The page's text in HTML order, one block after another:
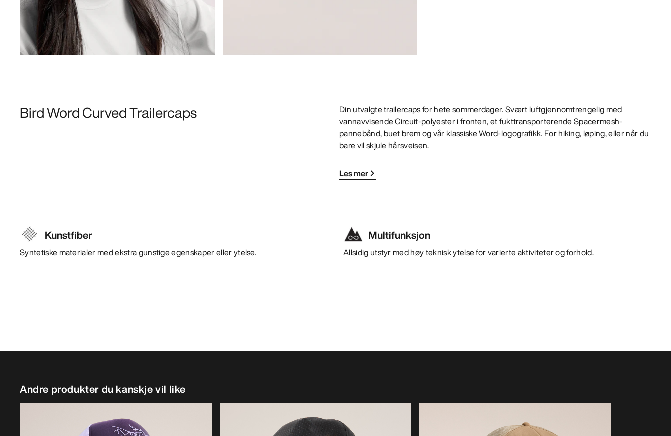
Bird Word Curved Trailercaps
Din utvalgte trailercaps for hete sommerdager. Svært luftgjennomtrengelig med
vannavvisende Circuit-polyester i fronten, et fukttransporterende Spacermesh-
pannebånd, buet brem og vår klassiske Word-logografikk. For hiking, løping, eller når du
bare vil skjule hårsveisen.
Les mer
Kunstfiber
Syntetiske materialer med ekstra gunstige egenskaper eller ytelse.
Multifunksjon
Allsidig utstyr med høy teknisk ytelse for varierte aktiviteter og forhold.
Andre produkter du kanskje vil like